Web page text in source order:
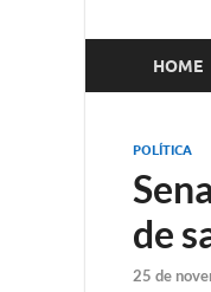
HOME
POLÍTICA
de
25 de